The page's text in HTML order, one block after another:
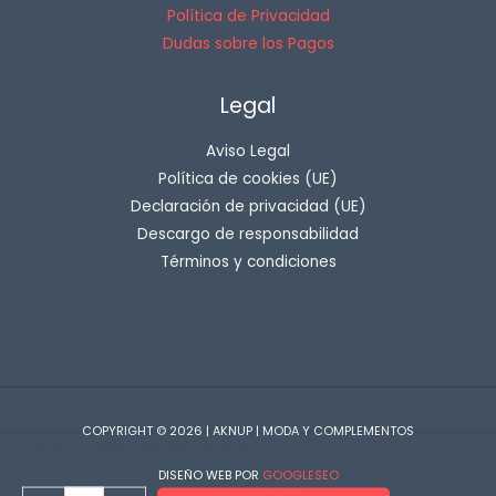
Política de Privacidad
Dudas sobre los Pagos
Legal
Aviso Legal
Política de cookies (UE)
Declaración de privacidad (UE)
Descargo de responsabilidad
Términos y condiciones
COPYRIGHT © 2026 | AKNUP | MODA Y COMPLEMENTOS
DISEÑO WEB POR GOOGLESEO